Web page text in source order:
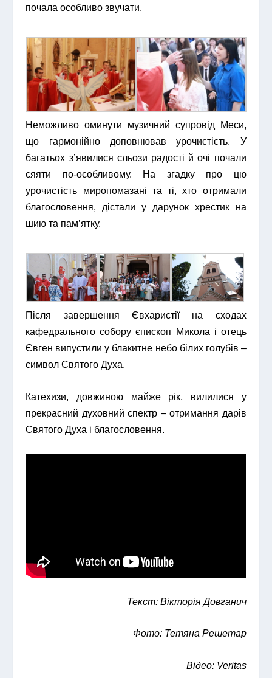
почала особливо звучати.
Неможливо оминути музичний супровід Меси,
що гармонійно доповнював урочистість. У
багатьох з’явилися сльози радості й очі почали
сяяти по-особливому.
На згадку про цю
урочистість миропомазані та ті, хто отримали
благословення, дістали у дарунок хрестик на
шию та пам’ятку.
Після завершення Євхаристії на сходах
кафедрального собору єпископ Микола і отець
Євген випустили у блакитне небо білих голубів –
символ Святого Духа.
Катехизи, довжиною майже рік, вилилися у
прекрасний духовний спектр – отримання дарів
Святого Духа і благословення.
Текст: Вікторія Довганич
Фото: Тетяна Решетар
Відео: Veritas